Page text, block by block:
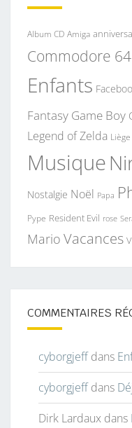
Album CD Amiga
Commodore 64
Enfants
Fantasy Game Boy
Legend of Zelda Liège
Musique
Nostalgie Noël Papa
Pype Resident Evil rose
Mario Vacances
COMMENTAIRES
cyborgjeffdans
cyborgjeffdans
Dirk Lardaux dans